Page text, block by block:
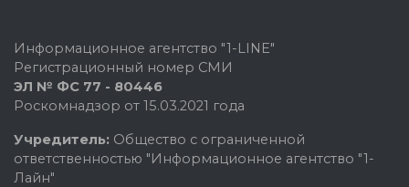
Информационное агентство "1-LINE"
Регистрационный номер СМИ
ЭЛ № ФС 77 - 80446
Роскомнадзор от 15.03.2021 года
Учредитель: Общество с ограниченной
ответственностью "Информационное агентство "1-
Лайн"